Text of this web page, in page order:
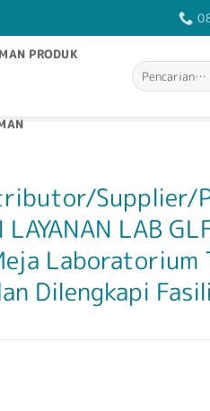
PRODUK
Pencarian
untuk:
Supplier/
LAYANAN LAB
Laboratorium
Dilengkapi